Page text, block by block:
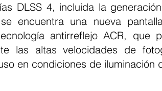
DLSS 4, incluida la
encuentra una nueva
antirreflejo ACR, que
las altas velocidades de
en condiciones de iluminación